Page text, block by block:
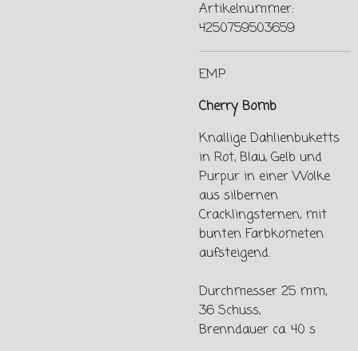
Artikelnummer:
4250759503659
EMP
Cherry Bomb
Knallige Dahlienbuketts
in Rot, Blau, Gelb und
Purpur in einer Wolke
aus silbernen
Cracklingsternen, mit
bunten Farbkometen
aufsteigend.
Durchmesser 25 mm,
36 Schuss,
Brenndauer ca. 40 s